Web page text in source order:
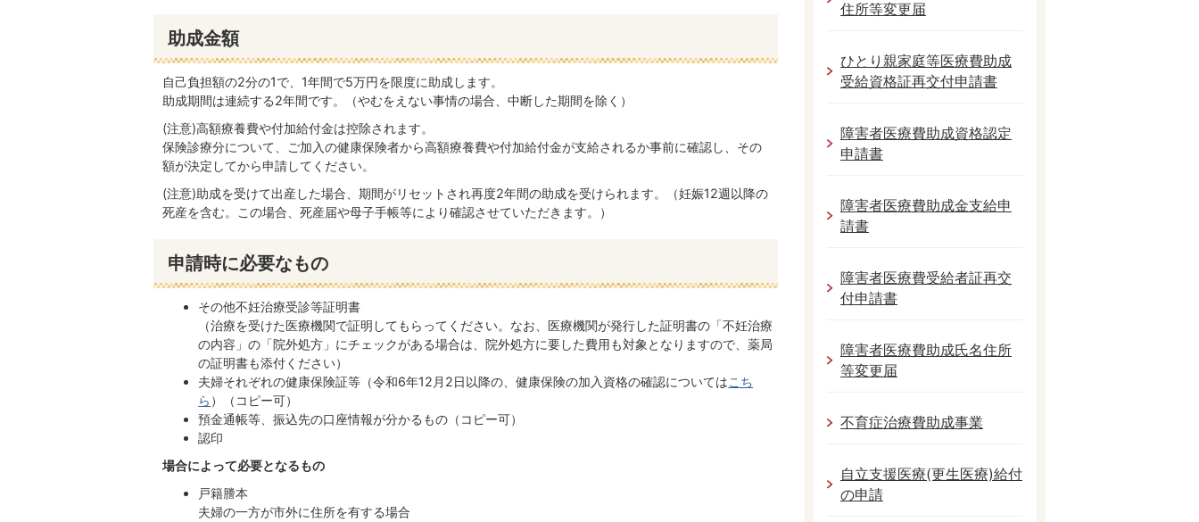
助成金額
自己負担額の2分の1で、1年間で5万円を限度に助成します。
助成期間は連続する2年間です。（やむをえない事情の場合、中断した期間を除く）
(注意)高額療養費や付加給付金は控除されます。
保険診療分について、ご加入の健康保険者から⾼額療養費や付加給付金が⽀給されるか事前に確認し、その
額が決定してから申請してください。
(注意)助成を受けて出産した場合、期間がリセットされ再度2年間の助成を受けられます。（妊娠12週以降の
死産を含む。この場合、死産届や母子手帳等により確認させていただきます。）
申請時に必要なもの
その他不妊治療受診等証明書
（治療を受けた医療機関で証明してもらってください。なお、医療機関が発行した証明書の「不妊治療
の内容」の「院外処方」にチェックがある場合は、院外処方に要した費用も対象となりますので、薬局
の証明書も添付ください）
夫婦それぞれの健康保険証等（令和6年12月2日以降の、健康保険の加入資格の確認についてはこち
ら ）（コピー可）
預金通帳等、振込先の口座情報が分かるもの（コピー可）
認印
場合によって必要となるもの
戸籍謄本
夫婦の一方が市外に住所を有する場合
住所等変更届
ひとり親家庭等医療費助成
受給資格証再交付申請書
障害者医療費助成資格認定
申請書
障害者医療費助成金支給申
請書
障害者医療費受給者証再交
付申請書
障害者医療費助成氏名住所
等変更届
不育症治療費助成事業
自立支援医療(更生医療)給付
の申請